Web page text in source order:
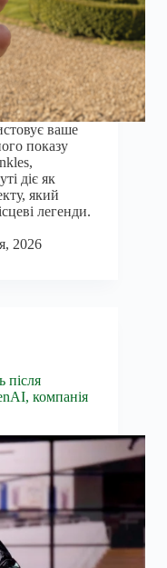
ваше
показу
діє як
який
легенди.
2026
після
компанія